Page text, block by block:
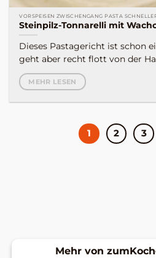
VORSPEISEN ZWISCHENGANG PASTA
Steinpilz-Tonnarelli mit
Dieses Pastagericht ist schon
geht aber recht flott von der
MEHR LESEN
1 2 3
Mehr von